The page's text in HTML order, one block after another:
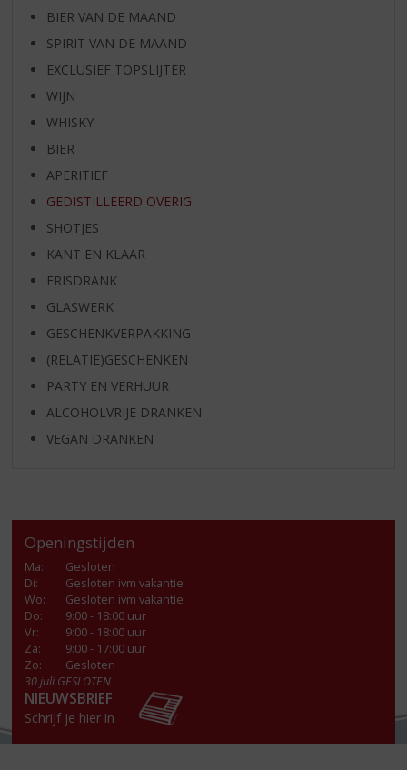
BIER VAN DE MAAND
SPIRIT VAN DE MAAND
EXCLUSIEF TOPSLIJTER
WIJN
WHISKY
BIER
APERITIEF
GEDISTILLEERD OVERIG
SHOTJES
KANT EN KLAAR
FRISDRANK
GLASWERK
GESCHENKVERPAKKING
(RELATIE)GESCHENKEN
PARTY EN VERHUUR
ALCOHOLVRIJE DRANKEN
VEGAN DRANKEN
Openingstijden
Ma:
Gesloten
Di:
Gesloten ivm vakantie
Wo:
Gesloten ivm vakantie
Do:
9:00 - 18:00 uur
Vr:
9:00 - 18:00 uur
Za:
9:00 - 17:00 uur
Zo:
Gesloten
30 juli GESLOTEN
NIEUWSBRIEF
Schrijf je hier in